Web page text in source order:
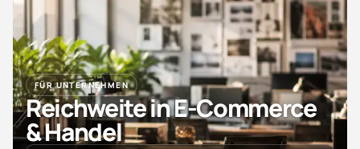
FÜR UNTERNEHMEN
Reichweite in E-Commerce
& Handel